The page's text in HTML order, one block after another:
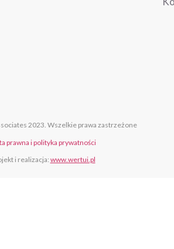
2023. Wszelkie prawa zastrzeżone
prawna i polityka prywatności
i realizacja:www.wertui.pl